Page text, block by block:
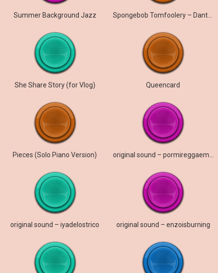
Summer Background Jazz Spongebob Tomfoolery – Dante9k Remix
She Share Story (for Vlog) Queencard
Pieces (Solo Piano Version)
original sound – iyadelostrico original sound – enzoisburning